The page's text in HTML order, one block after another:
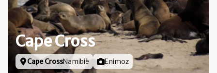
Cape Cross
Locatie
Cape CrossNamibië Foto door
Enimoz